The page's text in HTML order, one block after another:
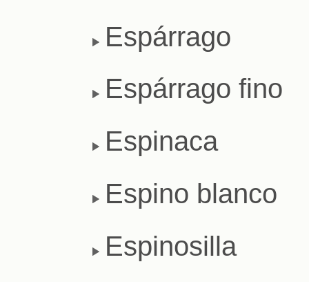
Espárrago
Espárrago fino
Espinaca
Espino blanco
Espinosilla